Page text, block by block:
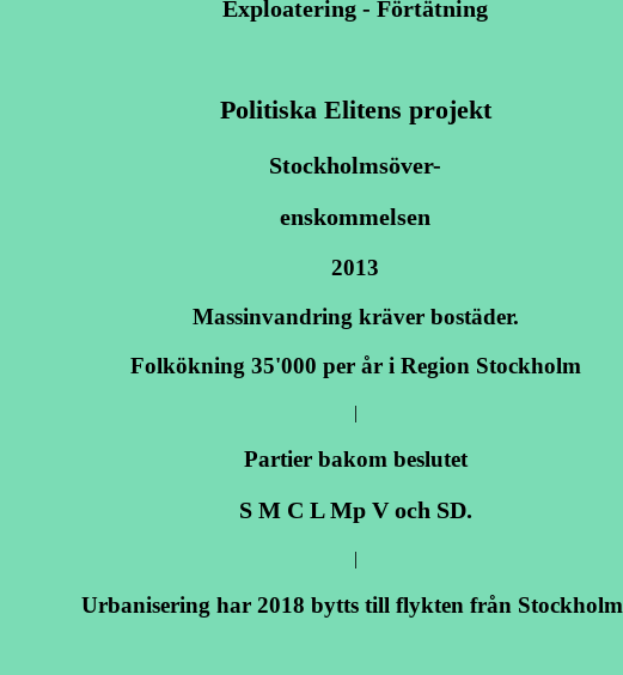
Exploatering - Förtätning
Politiska Elitens projekt
Stockholmsöver-
enskommelsen
2013
Massinvandring kräver bostäder.
Folkökning 35'000 per år i Region Stockholm
|
Partier bakom beslutet
S M C L Mp V och SD.
|
Urbanisering har 2018 bytts till flykten från